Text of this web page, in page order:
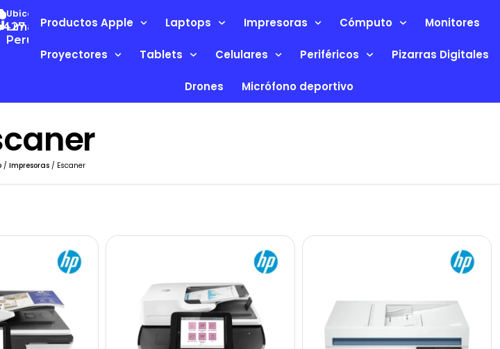
Ubícanos
Lima-
Perú
Productos Apple Laptops Impresoras Cómputo Monitores
Proyectores Tablets Celulares Periféricos Pizarras Digitales
Drones Micrófono deportivo
/ Impresoras/ Escaner